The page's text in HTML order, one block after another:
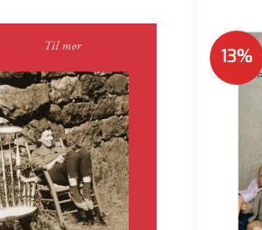
13%